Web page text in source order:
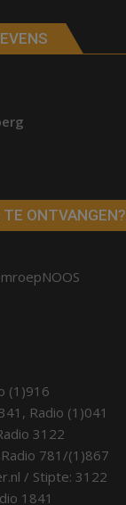
ONTVANGEN?
(1)916
Radio (1)041
3122
781/(1)867
/ Stipte: 3122
1841